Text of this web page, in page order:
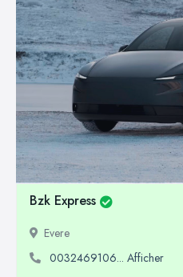
Bzk Express
Evere
0032469106... Afficher